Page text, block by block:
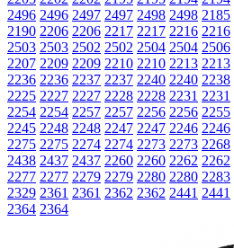
2496 2496 2497 2497 2498 2498 2185
2190 2206 2206 2217 2217 2216 2216
2503 2503 2502 2502 2504 2504 2506
2207 2209 2209 2210 2210 2213 2213
2236 2236 2237 2237 2240 2240 2238
2225 2227 2227 2228 2228 2231 2231
2254 2254 2257 2257 2256 2256 2255
2245 2248 2248 2247 2247 2246 2246
2275 2275 2274 2274 2273 2273 2268
2438 2437 2437 2260 2260 2262 2262
2277 2277 2279 2279 2280 2280 2283
2329 2361 2361 2362 2362 2441 2441
2364 2364